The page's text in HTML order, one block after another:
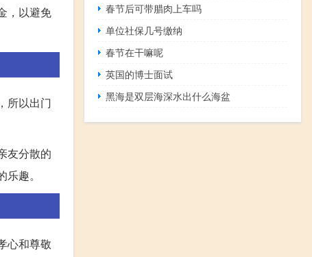
，以避免
所以出门
友分散的
趣。
心和尊敬
春节后可带腊肉上车吗
单位社保几号缴纳
春节在干嘛呢
英国的博士面试
黑海是双层海深水出什么海盆